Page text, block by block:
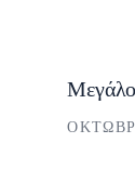
Μεγάλο